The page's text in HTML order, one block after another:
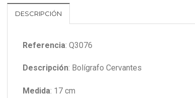
DESCRIPCIÓN
Referencia: Q3076
Descripción: Bolígrafo Cervantes
Medida: 17 cm